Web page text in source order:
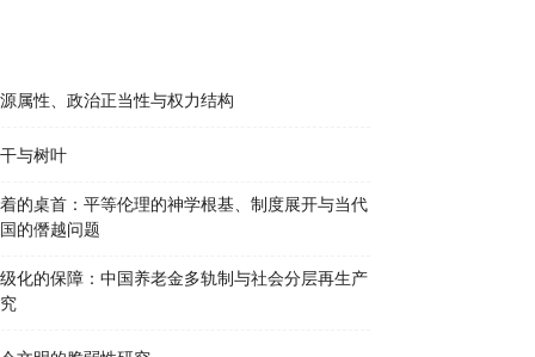
属性、政治正当性与权力结构
与树叶
的桌首：平等伦理的神学根基、制度展开与当代
的僭越问题
化的保障：中国养老金多轨制与社会分层再生产